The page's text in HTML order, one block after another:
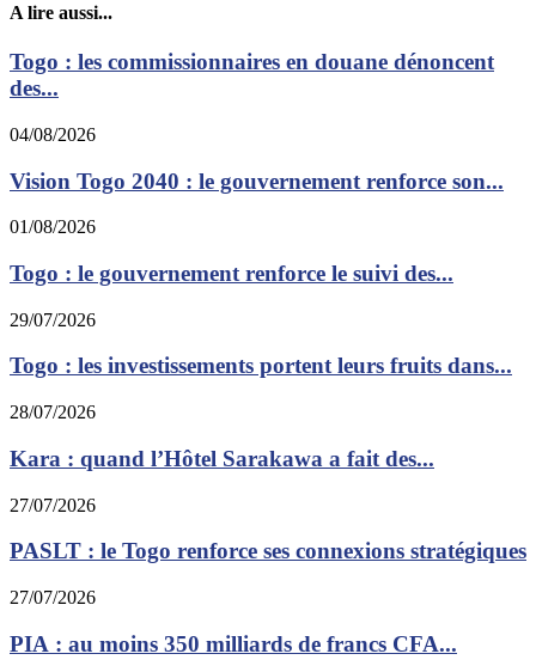
A lire aussi...
Togo : les commissionnaires en douane dénoncent
des...
04/08/2026
Vision Togo 2040 : le gouvernement renforce son...
01/08/2026
Togo : le gouvernement renforce le suivi des...
29/07/2026
Togo : les investissements portent leurs fruits dans...
28/07/2026
Kara : quand l’Hôtel Sarakawa a fait des...
27/07/2026
PASLT : le Togo renforce ses connexions stratégiques
27/07/2026
PIA : au moins 350 milliards de francs CFA...